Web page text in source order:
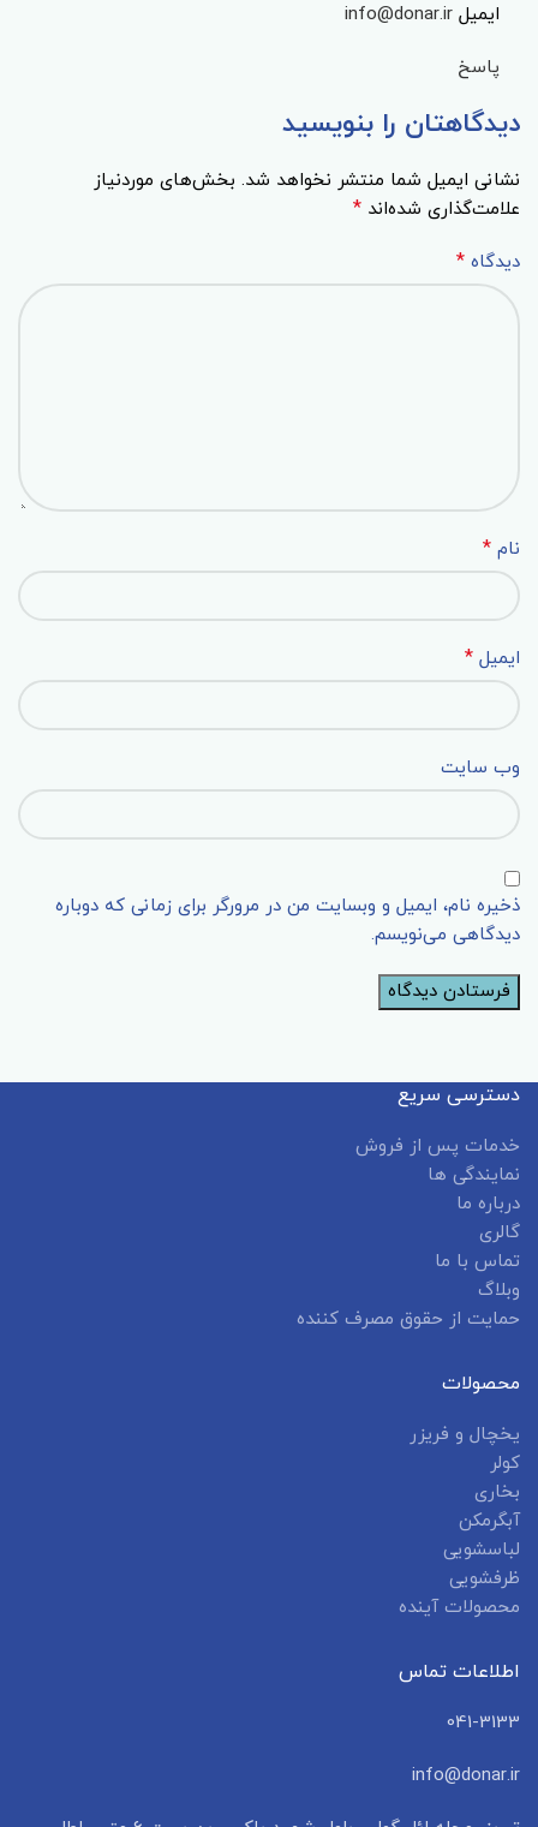
ایمیل info@donar.ir
پاسخ
دیدگاهتان را بنویسید
نشانی ایمیل شما منتشر نخواهد شد. بخش‌های موردنیاز
علامت‌گذاری شده‌اند *
دیدگاه *
نام *
ایمیل *
وب‌ سایت
ذخیره نام، ایمیل و وبسایت من در مرورگر برای زمانی که دوباره
دیدگاهی می‌نویسم.
دسترسی سریع
خدمات پس از فروش
نمایندگی ها
درباره ما
گالری
تماس با ما
وبلاگ
حمایت از حقوق مصرف کننده
محصولات
یخچال و فریزر
کولر
بخاری
آبگرمکن
لباسشویی
ظرفشویی
محصولات آینده
اطلاعات تماس
041-3133
info@donar.ir